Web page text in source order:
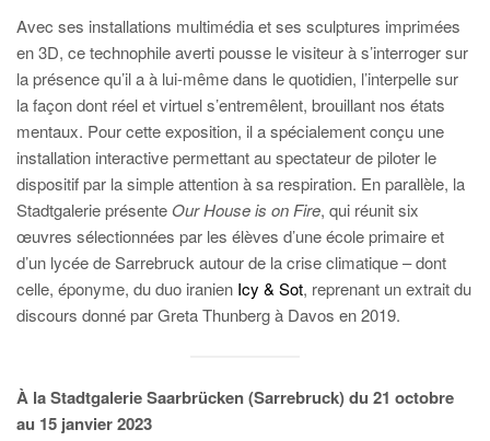
Avec ses installations multimédia et ses sculptures imprimées
en 3D, ce technophile averti pousse le visiteur à s’interroger sur
la présence qu’il a à lui-même dans le quotidien, l’interpelle sur
la façon dont réel et virtuel s’entremêlent, brouillant nos états
mentaux. Pour cette exposition, il a spécialement conçu une
installation interactive permettant au spectateur de piloter le
dispositif par la simple attention à sa respiration. En parallèle, la
Stadtgalerie présente Our House is on Fire, qui réunit six
œuvres sélectionnées par les élèves d’une école primaire et
d’un lycée de Sarrebruck autour de la crise climatique – dont
celle, éponyme, du duo iranien Icy & Sot, reprenant un extrait du
discours donné par Greta Thunberg à Davos en 2019.
À la Stadtgalerie Saarbrücken (Sarrebruck) du 21 octobre
au 15 janvier 2023